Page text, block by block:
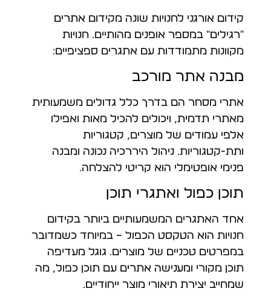
קידום אורגני לחנויות שונה מקידום אתרים
"רגילים" במספר אופנים מהותיים. חנויות
מקוונות מתמודדות עם אתגרים ספציפיים:
מבנה אתר מורכב
אתרי מסחר הם בדרך כלל גדולים משמעותית
מאתרי תדמית, ויכולים להכיל מאות ואפילו
אלפי עמודים של מוצרים, קטגוריות
ותת-קטגוריות. ניהול היררכיה נכונה ומבנה
פנימי אופטימלי הוא קריטי להצלחה.
תוכן כפול ואתגרי תוכן
אחד האתגרים המשמעותיים ביותר בקידום
חנויות הוא הטקסט הכפול – במיוחד כשמדובר
במפרטים טכניים של מוצרים. גוגל מעדיפה
תוכן מקורי ומענישה אתרים עם תוכן כפול, מה
שמחייב יצירת תיאורי מוצר ייחודיים.